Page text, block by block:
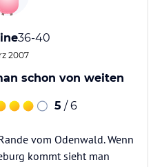
36-40
2007
schon von weiten
5 / 6
vom Odenwald. Wenn
kommt sieht man